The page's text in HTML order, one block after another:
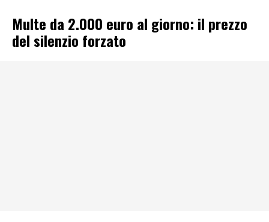
Multe da 2.000 euro al giorno: il prezzo
del silenzio forzato